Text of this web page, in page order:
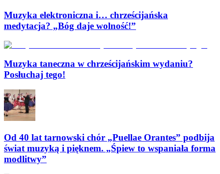
Muzyka elektroniczna i… chrześcijańska
medytacja? „Bóg daje wolność!”
Muzyka taneczna w chrześcijańskim wydaniu?
Posłuchaj tego!
Od 40 lat tarnowski chór „Puellae Orantes” podbija
świat muzyką i pięknem. „Śpiew to wspaniała forma
modlitwy”